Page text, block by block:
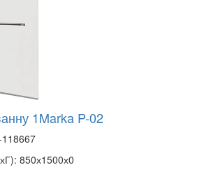
1Marka P-02
850х1500х0